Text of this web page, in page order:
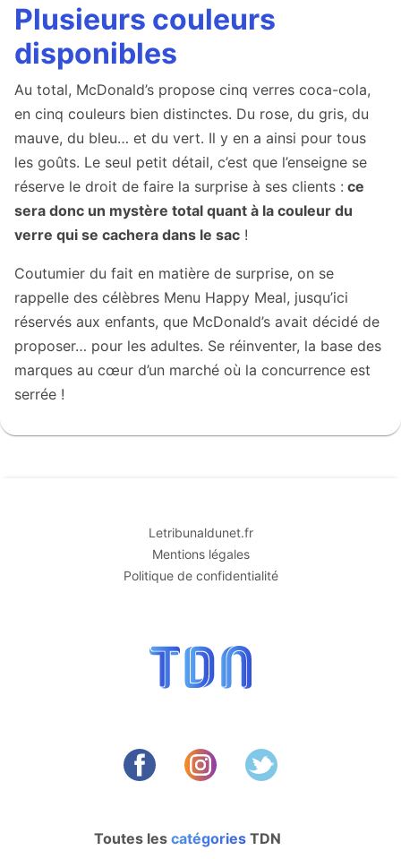
Plusieurs couleurs
disponibles
Au total, McDonald’s propose cinq verres coca-cola,
en cinq couleurs bien distinctes. Du rose, du gris, du
mauve, du bleu… et du vert. Il y en a ainsi pour tous
les goûts. Le seul petit détail, c’est que l’enseigne se
réserve le droit de faire la surprise à ses clients : ce
sera donc un mystère total quant à la couleur du
verre qui se cachera dans le sac !
Coutumier du fait en matière de surprise, on se
rappelle des célèbres Menu Happy Meal, jusqu’ici
réservés aux enfants, que McDonald’s avait décidé de
proposer… pour les adultes. Se réinventer, la base des
marques au cœur d’un marché où la concurrence est
serrée !
Letribunaldunet.fr
Mentions légales
Politique de confidentialité
Toutes les catégoriesTDN